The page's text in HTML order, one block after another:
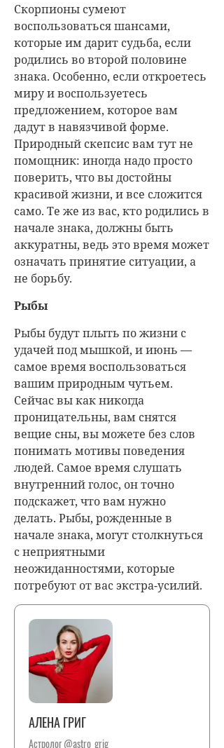
Скорпионы сумеют
воспользоваться шансами,
которые им дарит судьба, если
родились во второй половине
знака. Особенно, если откроетесь
миру и воспользуетесь
предложением, которое вам
дадут в навязчивой форме.
Природный скепсис вам тут не
помощник: иногда надо просто
поверить, что вы достойны
красивой жизни, и все сложится
само. Те же из вас, кто родились в
начале знака, должны быть
аккуратны, ведь это время может
означать принятие ситуации, а
не борьбу.
Рыбы
Рыбы будут плыть по жизни с
удачей под мышкой, и июнь —
самое время воспользоваться
вашим природным чутьем.
Сейчас вы как никогда
проницательны, вам снятся
вещие сны, вы можете без слов
понимать мотивы поведения
людей. Самое время слушать
внутренний голос, он точно
подскажет, что вам нужно
делать. Рыбы, рожденные в
начале знака, могут столкнуться
с неприятными
неожиданностями, которые
потребуют от вас экстра-усилий.
АЛЕНА ГРИГ
Астролог @astro_grig